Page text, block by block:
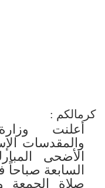
كرمالكم :
أعلنت
والمقدسات
الأضحى
السابعة صباحاً
صلاة الجمعة